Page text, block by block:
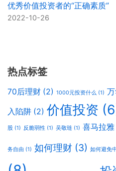
优秀价值投资者的“正确素质”
2022-10-26
热点标签
70后理财 (2) 1000元投资什么 (1)
入陷阱 (2) 价值投资
股 (1) 反脆弱性 (1) 吴敬琏 (1) 喜马拉雅
务自由 (1) 如何理财 (3) 如何避免